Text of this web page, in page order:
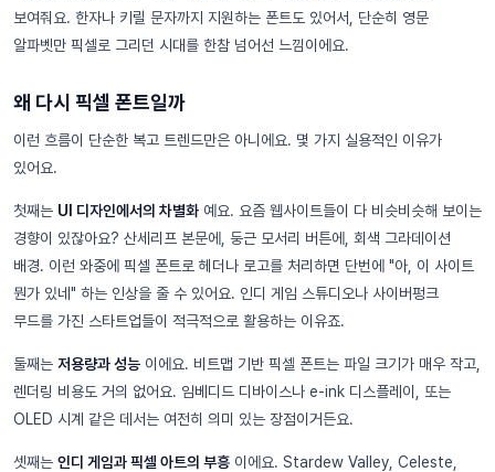
보여줘요. 한자나 키릴 문자까지 지원하는 폰트도 있어서, 단순히 영문
알파벳만 픽셀로 그리던 시대를 한참 넘어선 느낌이에요.
왜 다시 픽셀 폰트일까
이런 흐름이 단순한 복고 트렌드만은 아니에요. 몇 가지 실용적인 이유가
있어요.
첫째는 UI 디자인에서의 차별화 예요. 요즘 웹사이트들이 다 비슷비슷해 보이는
경향이 있잖아요? 산세리프 본문에, 둥근 모서리 버튼에, 회색 그라데이션
배경. 이런 와중에 픽셀 폰트로 헤더나 로고를 처리하면 단번에 "아, 이 사이트
뭔가 있네" 하는 인상을 줄 수 있어요. 인디 게임 스튜디오나 사이버펑크
무드를 가진 스타트업들이 적극적으로 활용하는 이유죠.
둘째는 저용량과 성능 이에요. 비트맵 기반 픽셀 폰트는 파일 크기가 매우 작고,
렌더링 비용도 거의 없어요. 임베디드 디바이스나 e-ink 디스플레이, 또는
OLED 시계 같은 데서는 여전히 의미 있는 장점이거든요.
셋째는 인디 게임과 픽셀 아트의 부흥 이에요. Stardew Valley, Celeste,